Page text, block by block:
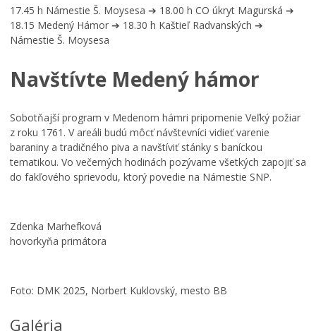
17.45 h Námestie Š. Moysesa ➔ 18.00 h CO úkryt Magurská ➔
18.15 Medený Hámor ➔ 18.30 h Kaštieľ Radvanských ➔
Námestie Š. Moysesa
Navštívte Medený hámor
Sobotňajší program v Medenom hámri pripomenie Veľký požiar
z roku 1761. V areáli budú môcť návštevníci vidieť varenie
baraniny a tradičného piva a navštíviť stánky s baníckou
tematikou. Vo večerných hodinách pozývame všetkých zapojiť sa
do fakľového sprievodu, ktorý povedie na Námestie SNP.
Zdenka Marhefková
hovorkyňa primátora
Foto: DMK 2025, Norbert Kuklovský, mesto BB
Galéria
V
z
n
v
a
n
e
j
š
l
k
i
r